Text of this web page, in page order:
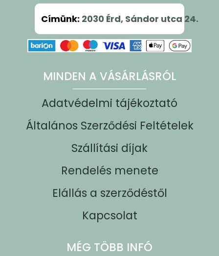
MINDEN A VÁSÁRLÁSRÓL
Adatvédelmi tájékoztató
Általános Szerződési Feltételek
Szállítási díjak
Rendelés menete
Elállás a szerződéstől
Kapcsolat
MÉG TÖBB INFÓ
Címünk: 2030 Érd, Sándor utca 24.